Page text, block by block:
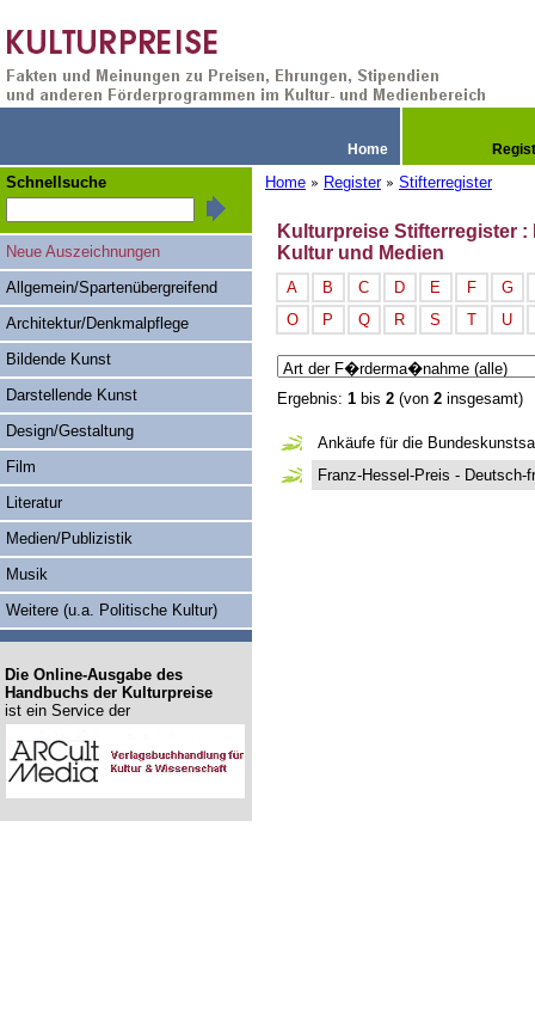
Home
Home » Register » Stifterregister
Kulturpreise Stifterregister
Kultur und Medien
A B C D E F
G
O
P Q R S T U
Ergebnis: 1 bis 2 (von 2 insgesamt)
Ankäufe für die
Franz-Hessel-Preis - Deutsch-
Schnellsuche
Neue Auszeichnungen
Allgemein/Spartenübergreifend
Architektur/Denkmalpflege
Bildende Kunst
Darstellende Kunst
Design/Gestaltung
Film
Literatur
Medien/Publizistik
Musik
Weitere (u.a. Politische Kultur)
Die Online-Ausgabe des
Handbuchs der Kulturpreise
ist ein Service der